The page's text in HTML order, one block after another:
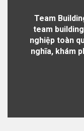
Team
team
nghiệp toàn
nghĩa, khám